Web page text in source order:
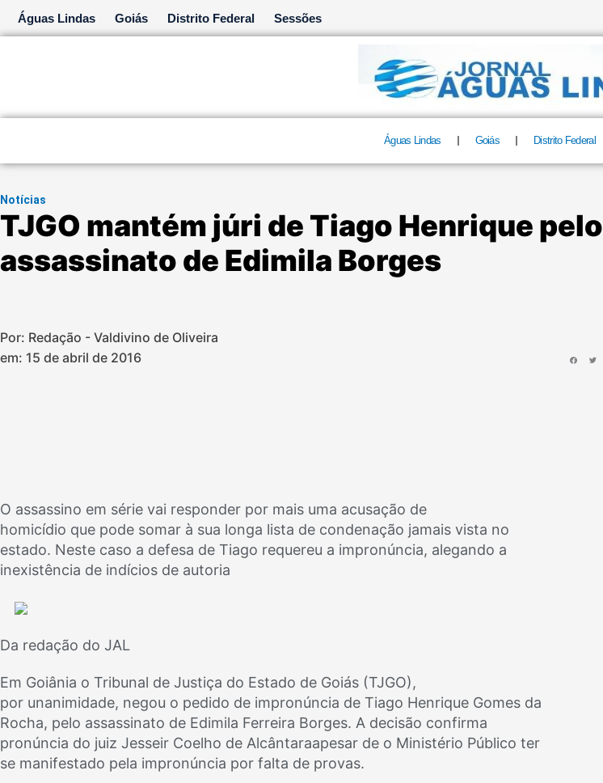
para
Águas Lindas Goiás Distrito Federal Sessões
Águas Lindas Goiás Distrito Federal
Notícias
TJGO mantém júri de Tiago Henrique pelo
assassinato de Edimila Borges
Por: Redação - Valdivino de Oliveira
em: 15 de abril de 2016
O assassino em série vai responder por mais uma acusação de
homicídio que pode somar à sua longa lista de condenação jamais vista no
estado. Neste caso a defesa de Tiago requereu a impronúncia, alegando a
inexistência de indícios de autoria
Da redação do JAL
Em Goiânia o Tribunal de Justiça do Estado de Goiás (TJGO),
por unanimidade, negou o pedido de impronúncia de Tiago Henrique Gomes da
Rocha, pelo assassinato de Edimila Ferreira Borges. A decisão confirma
pronúncia do juiz Jesseir Coelho de Alcântaraapesar de o Ministério Público ter
se manifestado pela impronúncia por falta de provas.